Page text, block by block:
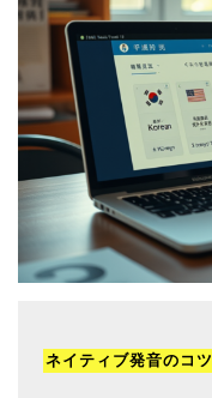
ネイティブ発音のコツ